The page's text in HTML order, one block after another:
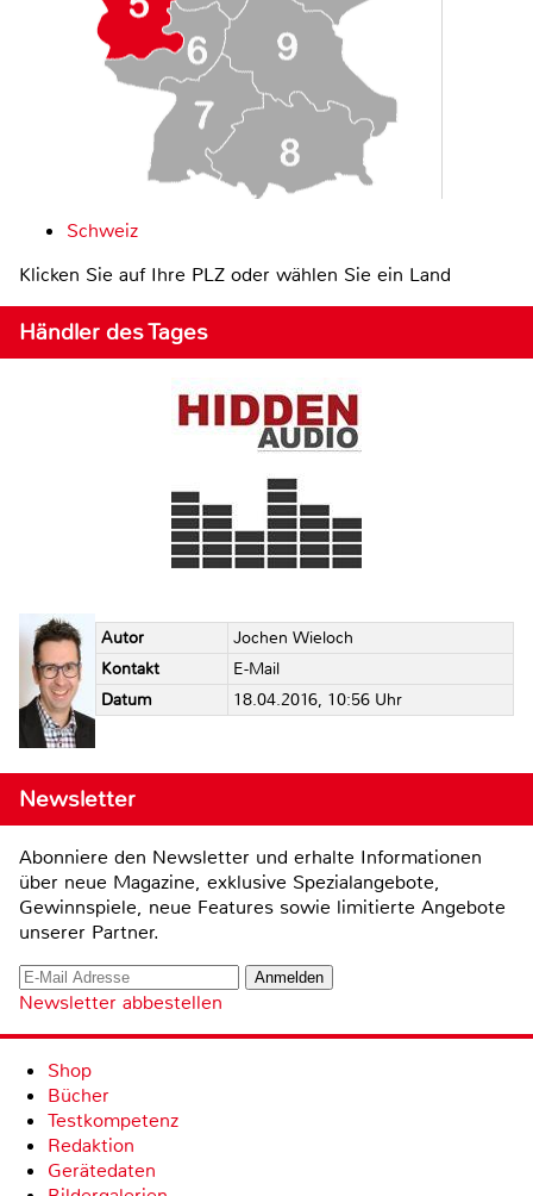
Schweiz
Klicken Sie auf Ihre PLZ oder wählen Sie ein Land
Händler des Tages
Autor
Jochen Wieloch
Kontakt
E-Mail
Datum
18.04.2016, 10:56 Uhr
Newsletter
Abonniere den Newsletter und erhalte Informationen
über neue Magazine, exklusive Spezialangebote,
Gewinnspiele, neue Features sowie limitierte Angebote
unserer Partner.
Newsletter abbestellen
Shop
Bücher
Testkompetenz
Redaktion
Gerätedaten